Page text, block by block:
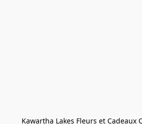
Kawartha Lakes Fleurs et Cadeaux